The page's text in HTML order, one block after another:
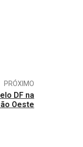
PRÓXIMO
DF na
Oeste